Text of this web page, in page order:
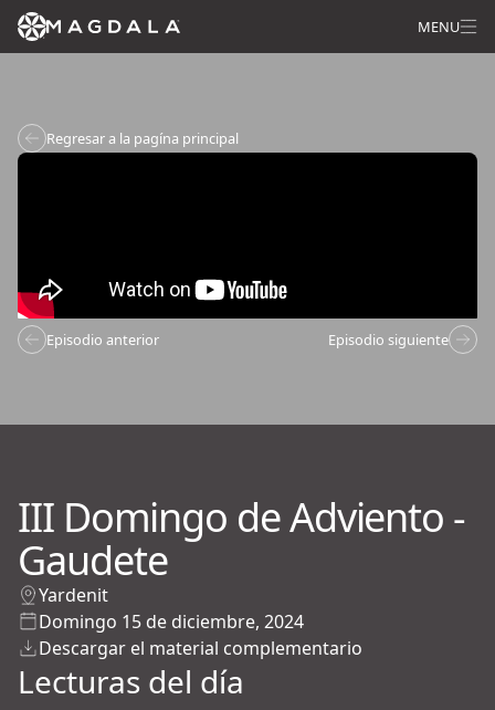
MENU
Regresar a la pagína principal
Episodio anterior Episodio siguiente
III Domingo de Adviento -
Gaudete
Yardenit
Domingo 15 de diciembre, 2024
Descargar el material complementario
Lecturas del día